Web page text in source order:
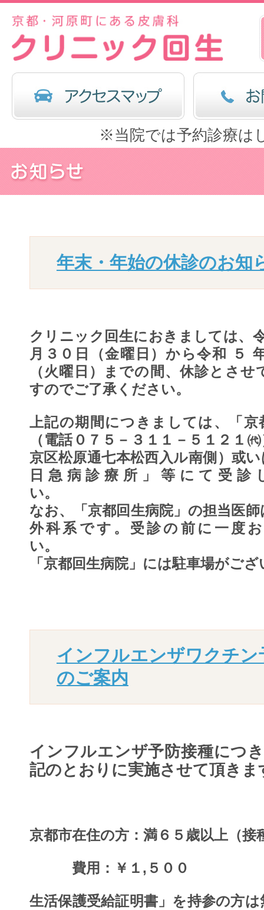
※当院では予約診療は
年末・年始の休診のお知
クリニック回生におきましては、
月３０日（金曜日）から令和 ５
（火曜日）までの間、休診とさせ
すのでご了承ください。
上記の期間につきましては、「京
（電話０７５－３１１－５１２１
京区松原通七本松西入ル南側）或
日急病診療所」等にて受診
い
なお、「京都回生病院」の担当医
外科系です。受診の前に一度
い
「京都回生病院」には駐車場がご
インフルエンザワクチン
のご案内
インフルエンザ予防接種につ
記のとおりに実施させて頂きま
京都市在住の方：満６５歳以上（接
費用：￥１,５００
生活保護受給証明書」を持参の方